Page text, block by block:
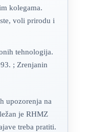
kolegama.
voli prirodu i
tehnologija.
; Zrenjanin
upozorenja na
je RHMZ
treba pratiti.